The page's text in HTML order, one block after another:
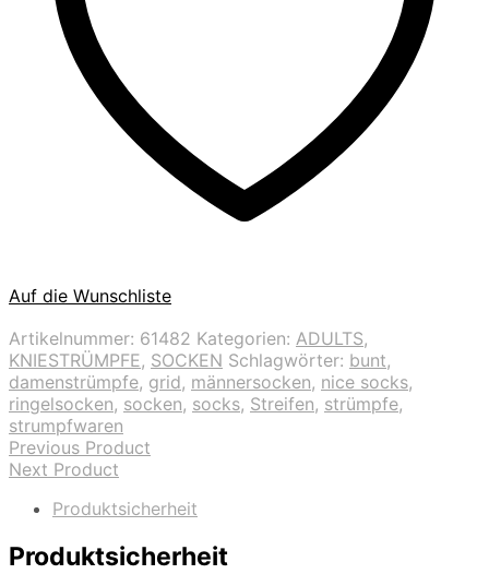
Auf die Wunschliste
Artikelnummer: 61482 Kategorien: ADULTS,
KNIESTRÜMPFE, SOCKEN Schlagwörter: bunt,
damenstrümpfe, grid, männersocken, nice socks,
ringelsocken, socken, socks, Streifen, strümpfe,
strumpfwaren
Previous Product
Next Product
Produktsicherheit
Produktsicherheit